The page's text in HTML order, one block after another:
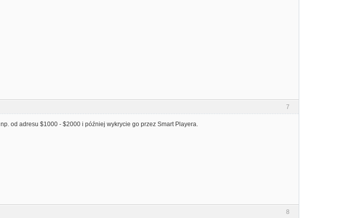
7
od adresu $1000 - $2000 i później wykrycie go przez Smart Playera.
8